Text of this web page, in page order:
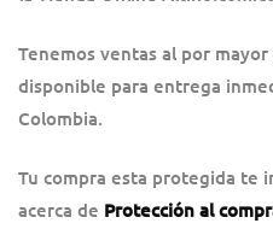
Tenemos ventas al por
disponible para entrega
Colombia.
Tu compra esta protegida te
acerca de Protección al